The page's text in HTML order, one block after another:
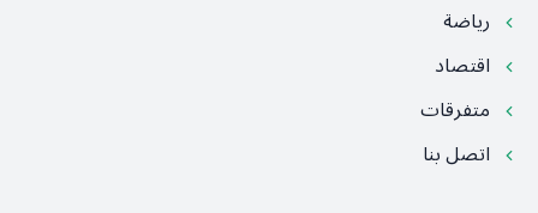
رياضة
اقتصاد
متفرقات
اتصل بنا